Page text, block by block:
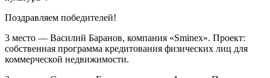
Поздравляем победителей!
3 место — Василий Баранов, компания «Sminex». Проект:
собственная программа кредитования физических лиц для
коммерческой недвижимости.